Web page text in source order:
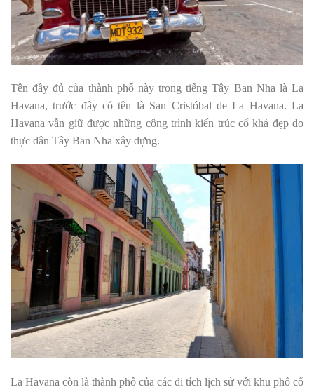
Tên đầy đủ của thành phố này trong tiếng Tây Ban Nha là La
Havana, trước đây có tên là San Cristóbal de La Havana. La
Havana vẫn giữ được những công trình kiến trúc cổ khá đẹp do
thực dân Tây Ban Nha xây dựng.
La Havana còn là thành phố của các di tích lịch sử với khu phố cổ